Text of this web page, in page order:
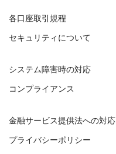
各口座取引規程
セキュリティについて
システム障害時の対応
コンプライアンス
金融サービス提供法への対応
プライバシーポリシー